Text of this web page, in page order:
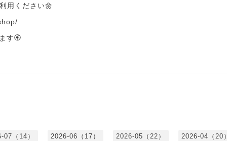
用ください🌼
す🏵️
07（14） 2026-06（17） 2026-05（22） 2026-04（20